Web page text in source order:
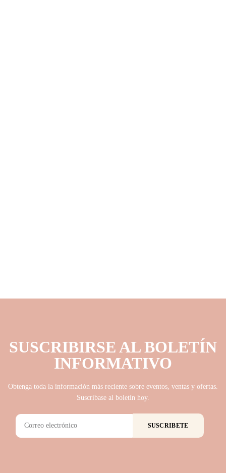
SUSCRIBIRSE AL BOLETÍN
INFORMATIVO
Obtenga toda la información más reciente sobre eventos, ventas y ofertas.
Suscríbase al boletín hoy.
SUSCRIBETE